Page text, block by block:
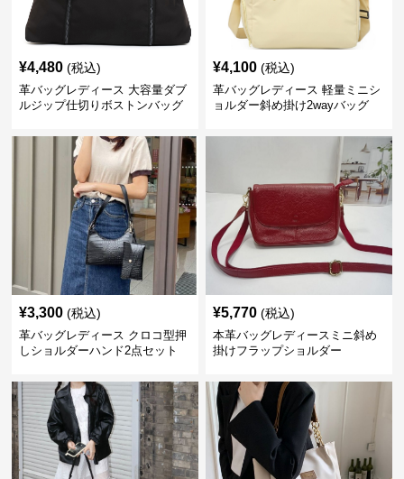
¥4,480 (税込)
革バッグレディース 大容量ダブ
ルジップ仕切りボストンバッグ
¥4,100 (税込)
革バッグレディース 軽量ミニシ
ョルダー斜め掛け2wayバッグ
¥3,300 (税込)
革バッグレディース クロコ型押
しショルダーハンド2点セット
¥5,770 (税込)
本革バッグレディースミニ斜め
掛けフラップショルダー